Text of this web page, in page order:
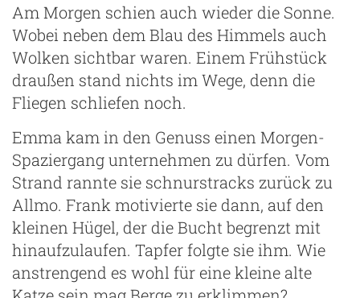
Am Morgen schien auch wieder die Sonne.
Wobei neben dem Blau des Himmels auch
Wolken sichtbar waren. Einem Frühstück
draußen stand nichts im Wege, denn die
Fliegen schliefen noch.
Emma kam in den Genuss einen Morgen-
Spaziergang unternehmen zu dürfen. Vom
Strand rannte sie schnurstracks zurück zu
Allmo. Frank motivierte sie dann, auf den
kleinen Hügel, der die Bucht begrenzt mit
hinaufzulaufen. Tapfer folgte sie ihm. Wie
anstrengend es wohl für eine kleine alte